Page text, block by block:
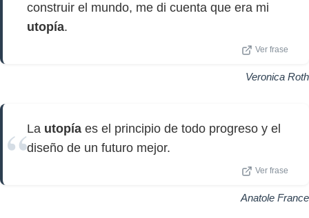
construir el mundo, me di cuenta que era mi
utopía.
Ver frase
Veronica Roth
La utopía es el principio de todo progreso y el
diseño de un futuro mejor.
Ver frase
Anatole France